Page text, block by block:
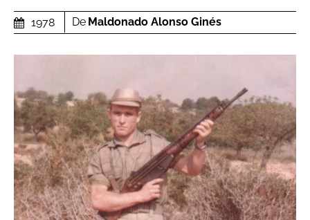
1978 De Maldonado Alonso Ginés